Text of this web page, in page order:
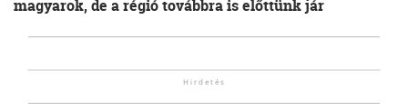
magyarok, de a régió továbbra is előttünk jár